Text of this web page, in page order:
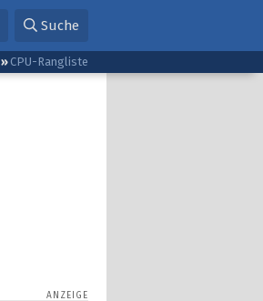
Suche
CPU-Rangliste